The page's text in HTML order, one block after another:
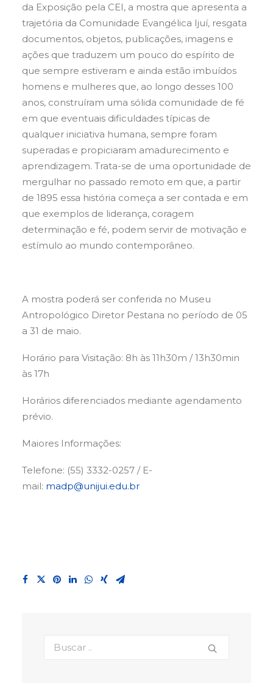
da Exposição pela CEI, a mostra que apresenta a
trajetória da Comunidade Evangélica Ijuí, resgata
documentos, objetos, publicações, imagens e
ações que traduzem um pouco do espírito de
que sempre estiveram e ainda estão imbuídos
homens e mulheres que, ao longo desses 100
anos, construíram uma sólida comunidade de fé
em que eventuais dificuldades típicas de
qualquer iniciativa humana, sempre foram
superadas e propiciaram amadurecimento e
aprendizagem. Trata-se de uma oportunidade de
mergulhar no passado remoto em que, a partir
de 1895 essa história começa a ser contada e em
que exemplos de liderança, coragem
determinação e fé, podem servir de motivação e
estímulo ao mundo contemporâneo.
A mostra poderá ser conferida no Museu
Antropológico Diretor Pestana no período de 05
a 31 de maio.
Horário para Visitação: 8h às 11h30m / 13h30min
às 17h
Horários diferenciados mediante agendamento
prévio.
Maiores Informações:
Telefone: (55) 3332-0257 / E-
mail: madp@unijui.edu.br